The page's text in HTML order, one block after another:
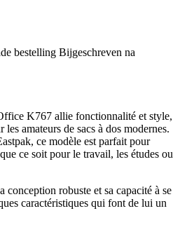
bestelling Bijgeschreven na
K767 allie fonctionnalité et style,
amateurs de sacs à dos modernes.
ce modèle est parfait pour
ce soit pour le travail, les études ou
conception robuste et sa capacité à se
caractéristiques qui font de lui un